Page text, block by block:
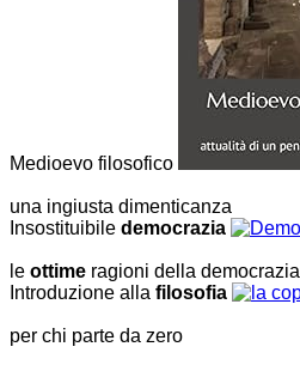
Medioevo filosofico
una ingiusta dimenticanza
Insostituibile democrazia
le ottime ragioni della democrazia
Introduzione alla filosofia
per chi parte da zero